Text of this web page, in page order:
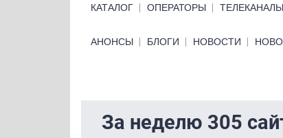
КАТАЛОГ ОПЕРАТОРЫ ТЕЛЕКАНАЛЫ
Primary links bottom
АНОНСЫ БЛОГИ НОВОСТИ
За неделю 305